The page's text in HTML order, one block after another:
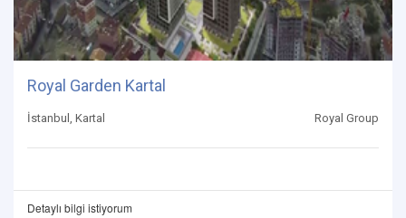
Royal Garden Kartal
İstanbul, Kartal Royal Group
Detaylı bilgi istiyorum